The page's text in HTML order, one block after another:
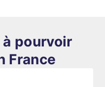
pourvoir
France